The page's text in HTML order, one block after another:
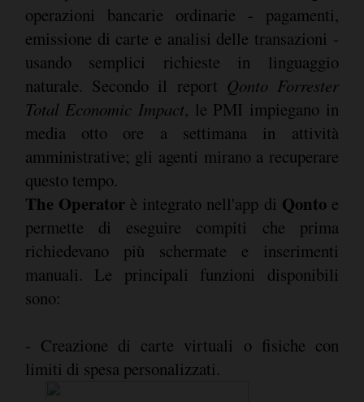
operazioni bancarie ordinarie - pagamenti,
emissione di carte e analisi delle transazioni -
usando semplici richieste in linguaggio
naturale. Secondo il report Qonto Forrester
Total Economic Impact, le PMI impiegano in
media otto ore a settimana in attività
amministrative; gli agenti mirano a recuperare
questo tempo.
The Operatorè integrato nell'app di Qontoe
permette di eseguire compiti che prima
richiedevano più schermate e inserimenti
manuali. Le principali funzioni disponibili
sono:
- Creazione di carte virtuali o fisiche con
limiti di spesa personalizzati.